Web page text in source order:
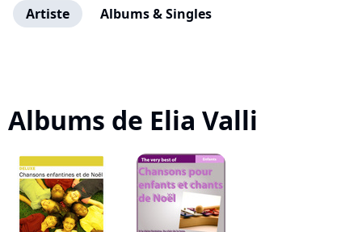
Artiste Albums & Singles
Albums de Elia Valli